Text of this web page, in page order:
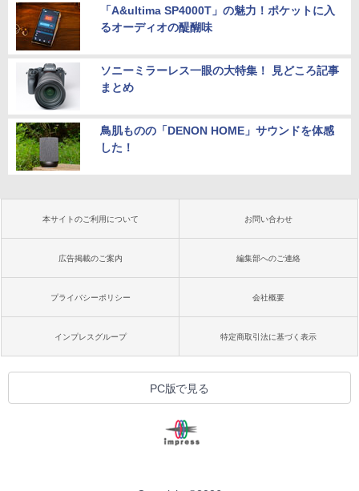
「A&ultima SP4000T」の魅力！ポケットに入
るオーディオの醍醐味
ソニーミラーレス一眼の大特集！ 見どころ記事
まとめ
鳥肌ものの「DENON HOME」サウンドを体感
した！
本サイトのご利用について お問い合わせ
広告掲載のご案内 編集部へのご連絡
プライバシーポリシー 会社概要
インプレスグループ 特定商取引法に基づく表示
PC版で見る